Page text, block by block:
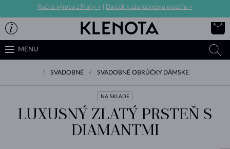
Ručná výroba z Prahy > Darček k zásnubnému prsteňu >
MENU
SVADOBNÉ SVADOBNÉ OBRÚČKY DÁMSKE
NA SKLADE
LUXUSNÝ ZLATÝ PRSTEŇ S
DIAMANTMI